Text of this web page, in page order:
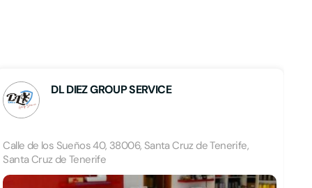
DL DIEZ GROUP SERVICE
Calle de los Sueños 40, 38006, Santa Cruz de Tenerife,
Santa Cruz de Tenerife